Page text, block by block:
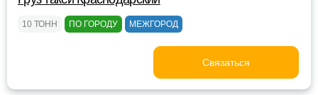
10 ТОНН ПО ГОРОДУ МЕЖГОРОД
Связаться